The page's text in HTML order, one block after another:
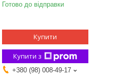
Готово до відправки
Купити
Купити з
+380 (98) 008-49-17